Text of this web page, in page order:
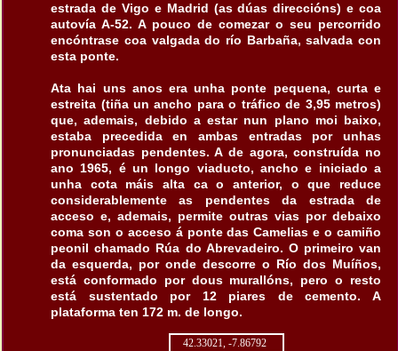
estrada de Vigo e Madrid (as dúas direccións) e coa
autovía A-52. A pouco de comezar o seu percorrido
encóntrase coa valgada do río Barbaña, salvada con
esta ponte.
Ata hai uns anos era unha ponte pequena, curta e
estreita (tiña un ancho para o tráfico de 3,95 metros)
que, ademais, debido a estar nun plano moi baixo,
estaba precedida en ambas entradas por unhas
pronunciadas pendentes. A de agora, construída no
ano 1965, é un longo viaducto, ancho e iniciado a
unha cota máis alta ca o anterior, o que reduce
considerablemente as pendentes da estrada de
acceso e, ademais, permite outras vias por debaixo
coma son o acceso á ponte das Camelias e o camiño
peonil chamado Rúa do Abrevadeiro. O primeiro van
da esquerda, por onde descorre o Río dos Muíños,
está conformado por dous murallóns, pero o resto
está sustentado por 12 piares de cemento. A
plataforma ten 172 m. de longo.
42.33021, -7.86792